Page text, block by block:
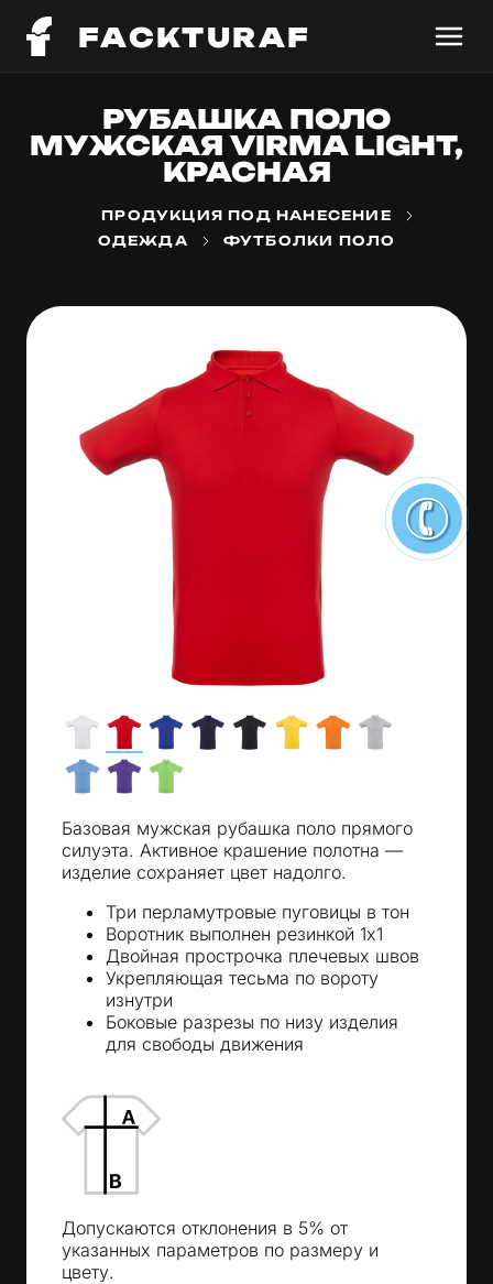
FACKTURAF
РУБАШКА ПОЛО
МУЖСКАЯ VIRMA LIGHT,
КРАСНАЯ
ПРОДУКЦИЯ ПОД НАНЕСЕНИЕ
ОДЕЖДА
ФУТБОЛКИ ПОЛО
Базовая мужская рубашка поло прямого
силуэта. Активное крашение полотна —
изделие сохраняет цвет надолго.
Три перламутровые пуговицы в тон
Воротник выполнен резинкой 1x1
Двойная прострочка плечевых швов
Укрепляющая тесьма по вороту
изнутри
Боковые разрезы по низу изделия
для свободы движения
Допускаются отклонения в 5% от
указанных параметров по размеру и
цвету.